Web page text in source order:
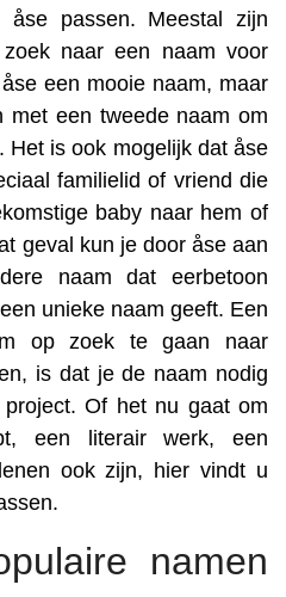
passen. Meestal zijn
naar een naam voor
een mooie naam, maar
met een tweede naam om
Het is ook mogelijk dat åse
familielid of vriend die
baby naar hem of
geval kun je door åse aan
naam dat eerbetoon
unieke naam geeft. Een
op zoek te gaan naar
is dat je de naam nodig
Of het nu gaat om
een literair werk, een
ook zijn, hier vindt u
namen